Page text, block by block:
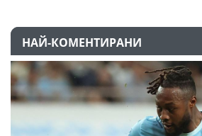
НАЙ-КОМЕНТИРАНИ